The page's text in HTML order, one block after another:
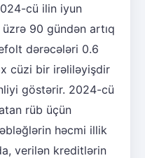
cü ilin iyun
üzrə 90 gündən artıq
dərəcələri 0.6
cüzi bir irəliləyişdir
göstərir. 2024-cü
rüb üçün
həcmi illik
verilən kreditlərin